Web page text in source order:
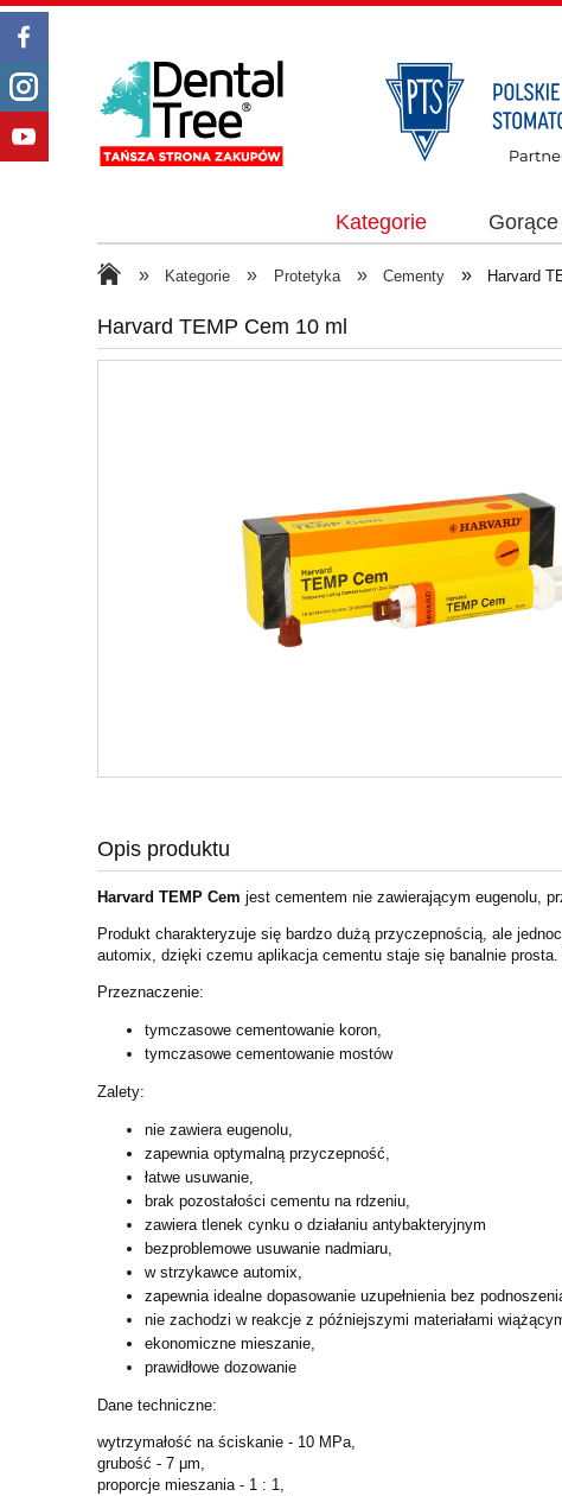
Kategorie
» Kategorie » Protetyka » Cementy » Harvard
Harvard TEMP Cem 10 ml
Opis produktu
Harvard TEMP Cem jest cementem nie zawierającym eugenolu,
Produkt charakteryzuje się bardzo dużą przyczepnością, ale
automix, dzięki czemu aplikacja cementu staje się banalnie prosta.
Przeznaczenie:
tymczasowe cementowanie koron,
tymczasowe cementowanie mostów
Zalety:
nie zawiera eugenolu,
zapewnia optymalną przyczepność,
łatwe usuwanie,
brak pozostałości cementu na rdzeniu,
zawiera tlenek cynku o działaniu antybakteryjnym
bezproblemowe usuwanie nadmiaru,
w strzykawce automix,
zapewnia idealne dopasowanie uzupełnienia bez
nie zachodzi w reakcje z późniejszymi materiałami
ekonomiczne mieszanie,
prawidłowe dozowanie
Dane techniczne:
wytrzymałość na ściskanie - 10 MPa,
grubość - 7 μm,
proporcje mieszania - 1 : 1,